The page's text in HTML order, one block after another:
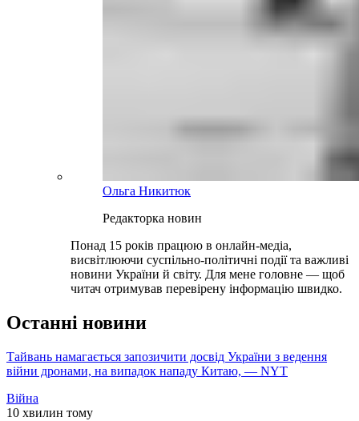
Ольга Никитюк
Редакторка новин
Понад 15 років працюю в онлайн-медіа,
висвітлюючи суспільно-політичні події та важливі
новини України й світу. Для мене головне — щоб
читач отримував перевірену інформацію швидко.
Останні новини
Тайвань намагається запозичити досвід України з ведення
війни дронами, на випадок нападу Китаю, — NYT
Війна
10 хвилин тому